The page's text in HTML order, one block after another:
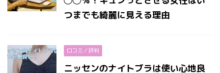
つまでも綺麗に見える理由
口コミ／評判
ニッセンのナイトブラは使い心地良